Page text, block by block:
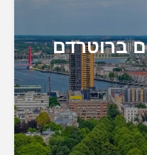
ברוטרדם